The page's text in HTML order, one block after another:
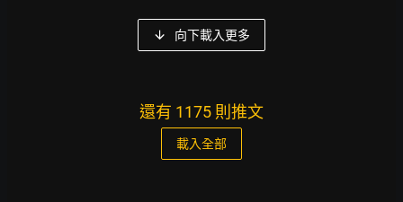
向下載入更多
還有 1175 則推文
載入全部